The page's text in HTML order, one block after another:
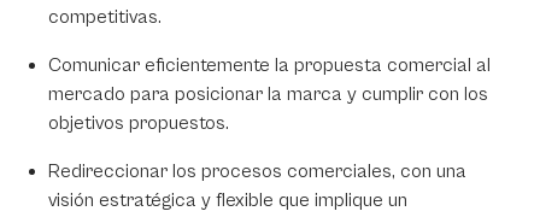
competitivas.
Comunicar eficientemente la propuesta comercial al
mercado para posicionar la marca y cumplir con los
objetivos propuestos.
Redireccionar los procesos comerciales, con una
visión estratégica y flexible que implique un